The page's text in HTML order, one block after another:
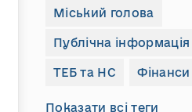
Міський голова
Публічна інформація
ТЕБ та НС Фінанси
Показати всі теги